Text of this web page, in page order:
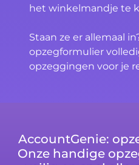
het winkelmandje te
Staan ze er allemaal
opzegformulier
opzeggingen voor je
AccountGenie:
Onze handige